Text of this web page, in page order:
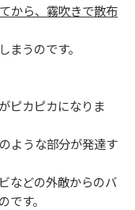
から、霧吹きで散布
うのです。
ピカピカになりま
ような部分が発達す
などの外敵からのバ
す。